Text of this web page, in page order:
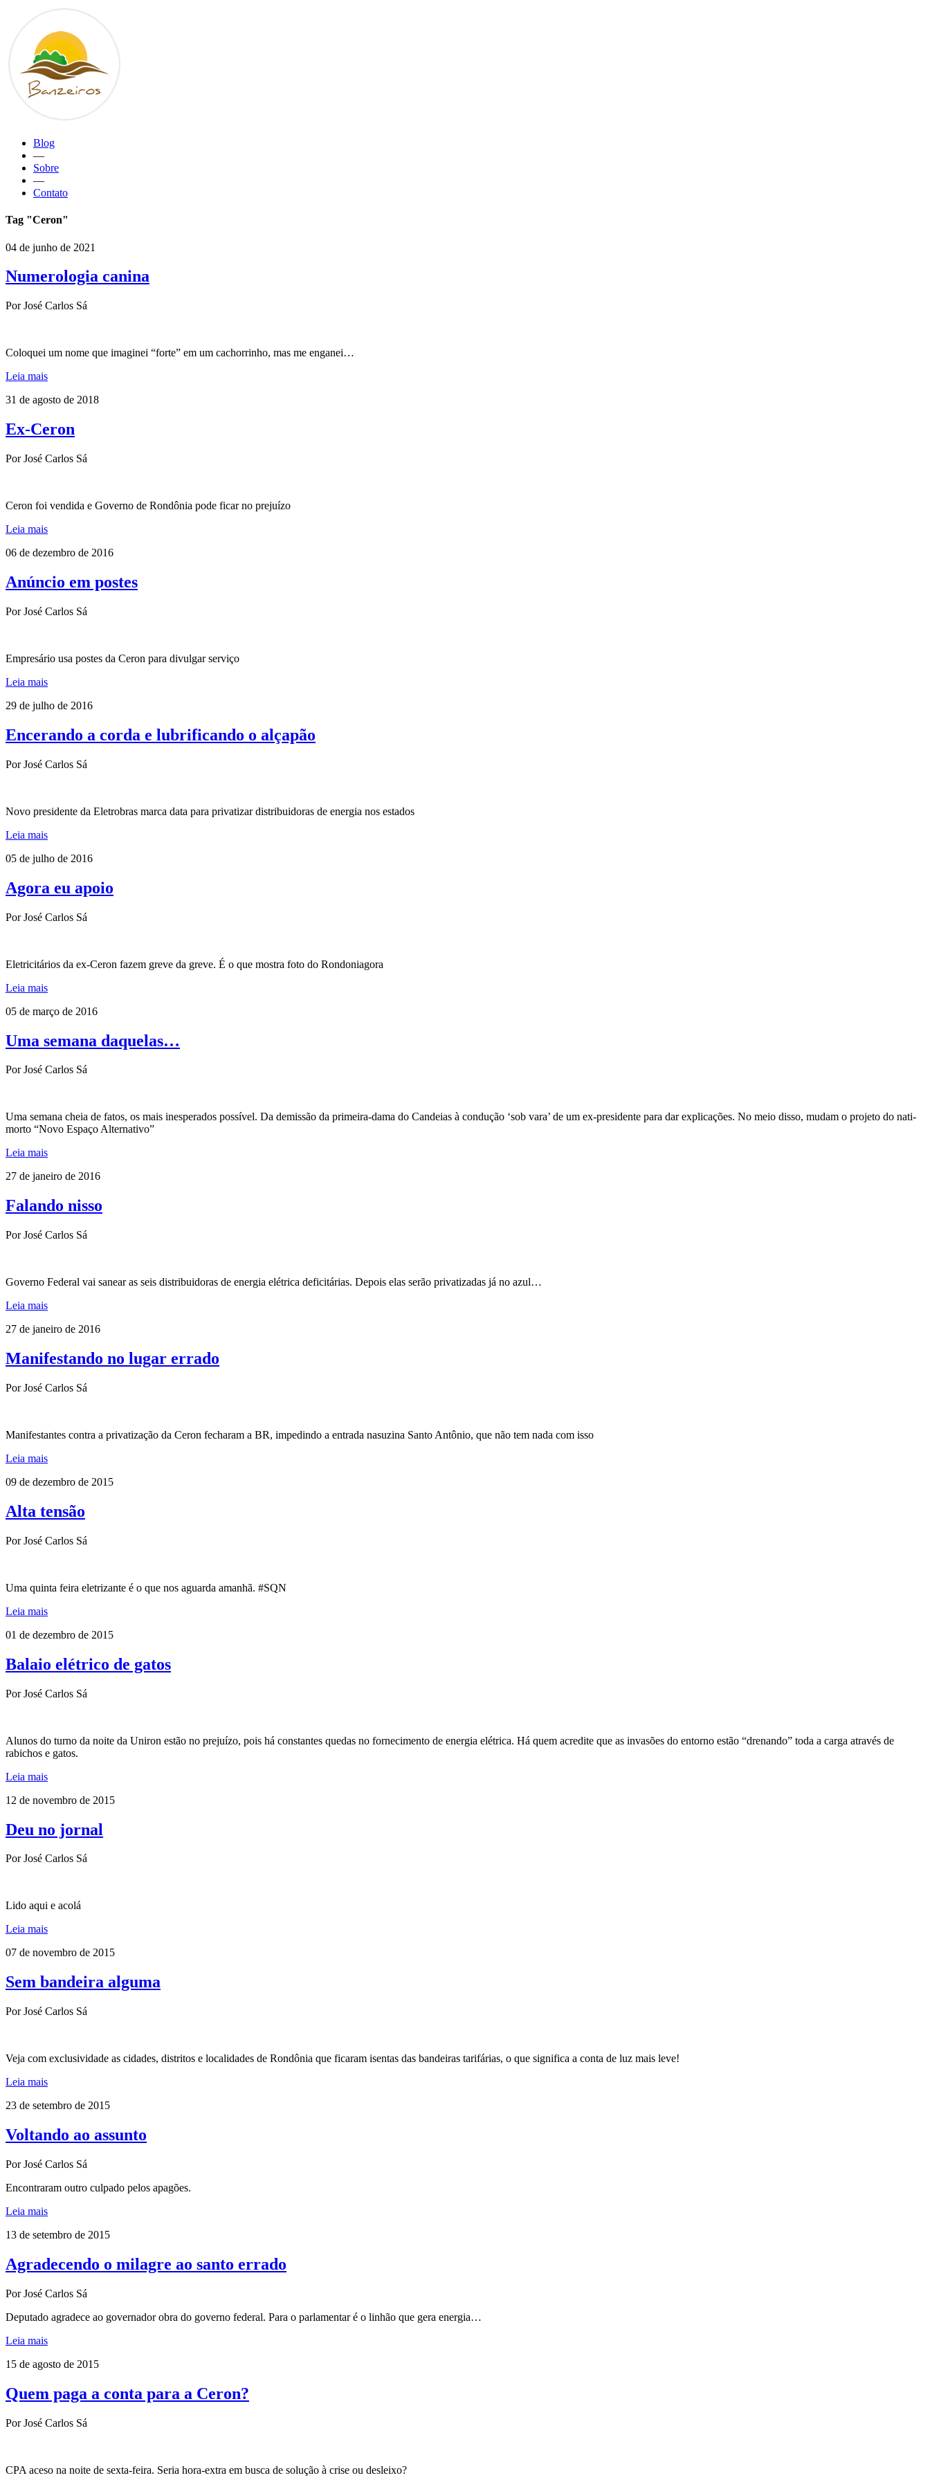
Blog
—
Sobre
—
Contato
Tag "Ceron"
04 de junho de 2021
Numerologia canina
Por José Carlos Sá
Coloquei um nome que imaginei “forte” em um cachorrinho, mas me enganei…
Leia mais
31 de agosto de 2018
Ex-Ceron
Por José Carlos Sá
Ceron foi vendida e Governo de Rondônia pode ficar no prejuízo
Leia mais
06 de dezembro de 2016
Anúncio em postes
Por José Carlos Sá
Empresário usa postes da Ceron para divulgar serviço
Leia mais
29 de julho de 2016
Encerando a corda e lubrificando o alçapão
Por José Carlos Sá
Novo presidente da Eletrobras marca data para privatizar distribuidoras de energia nos estados
Leia mais
05 de julho de 2016
Agora eu apoio
Por José Carlos Sá
Eletricitários da ex-Ceron fazem greve da greve. É o que mostra foto do Rondoniagora
Leia mais
05 de março de 2016
Uma semana daquelas…
Por José Carlos Sá
Uma semana cheia de fatos, os mais inesperados possível. Da demissão da primeira-dama do Candeias à condução ‘sob vara’ de um ex-presidente para dar explicações. No meio disso, mudam o projeto do nati-
morto “Novo Espaço Alternativo”
Leia mais
27 de janeiro de 2016
Falando nisso
Por José Carlos Sá
Governo Federal vai sanear as seis distribuidoras de energia elétrica deficitárias. Depois elas serão privatizadas já no azul…
Leia mais
27 de janeiro de 2016
Manifestando no lugar errado
Por José Carlos Sá
Manifestantes contra a privatização da Ceron fecharam a BR, impedindo a entrada nasuzina Santo Antônio, que não tem nada com isso
Leia mais
09 de dezembro de 2015
Alta tensão
Por José Carlos Sá
Uma quinta feira eletrizante é o que nos aguarda amanhã. #SQN
Leia mais
01 de dezembro de 2015
Balaio elétrico de gatos
Por José Carlos Sá
Alunos do turno da noite da Uniron estão no prejuízo, pois há constantes quedas no fornecimento de energia elétrica. Há quem acredite que as invasões do entorno estão “drenando” toda a carga através de
rabichos e gatos.
Leia mais
12 de novembro de 2015
Deu no jornal
Por José Carlos Sá
Lido aqui e acolá
Leia mais
07 de novembro de 2015
Sem bandeira alguma
Por José Carlos Sá
Veja com exclusividade as cidades, distritos e localidades de Rondônia que ficaram isentas das bandeiras tarifárias, o que significa a conta de luz mais leve!
Leia mais
23 de setembro de 2015
Voltando ao assunto
Por José Carlos Sá
Encontraram outro culpado pelos apagões.
Leia mais
13 de setembro de 2015
Agradecendo o milagre ao santo errado
Por José Carlos Sá
Deputado agradece ao governador obra do governo federal. Para o parlamentar é o linhão que gera energia…
Leia mais
15 de agosto de 2015
Quem paga a conta para a Ceron?
Por José Carlos Sá
CPA aceso na noite de sexta-feira. Seria hora-extra em busca de solução à crise ou desleixo?